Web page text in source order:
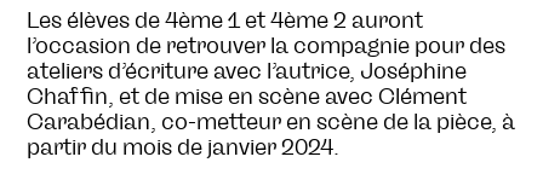
Les élèves de 4ème 1 et 4ème 2 auront
l’occasion de retrouver la compagnie pour des
ateliers d’écriture avec l’autrice, Joséphine
Chaffin, et de mise en scène avec Clément
Carabédian, co-metteur en scène de la pièce, à
partir du mois de janvier 2024.